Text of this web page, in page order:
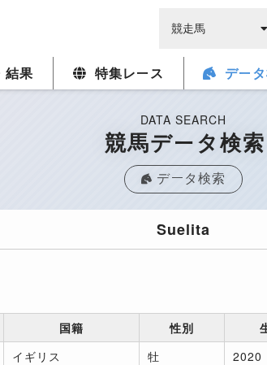
結果 特集レース デー
DATA SEARCH
競馬データ検索
データ検索
Suelita
国籍 性別
イギリス 牡 2020